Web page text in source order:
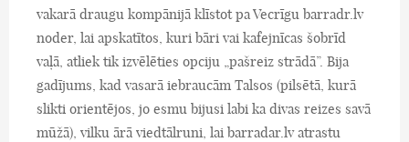
vakarā draugu kompānijā klīstot pa Vecrīgu barradr.lv
noder, lai apskatītos, kuri bāri vai kafejnīcas šobrīd
vaļā, atliek tik izvēlēties opciju „pašreiz strādā”. Bija
gadījums, kad vasarā iebraucām Talsos (pilsētā, kurā
slikti orientējos, jo esmu bijusi labi ka divas reizes savā
mūžā), vilku ārā viedtālruni, lai barradar.lv atrastu